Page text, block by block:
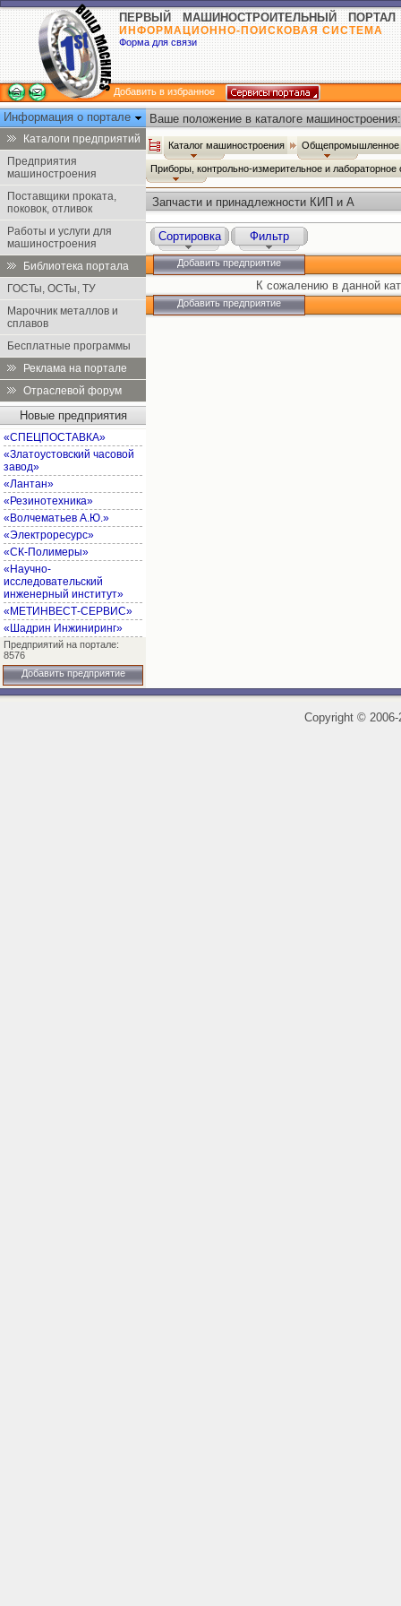
ПЕРВЫЙ МАШИНОСТРОИТЕЛЬНЫЙ ПОРТАЛ
ИНФОРМАЦИОННО-ПОИСКОВАЯ СИСТЕМА
Форма для связи
Добавить в избранное
Информация о портале
Каталоги предприятий
Предприятия
машиностроения
Поставщики проката,
поковок, отливок
Работы и услуги для
машиностроения
Библиотека портала
ГОСТы, ОСТы, ТУ
Марочник металлов и
сплавов
Бесплатные программы
Реклама на портале
Отраслевой форум
Новые предприятия
«СПЕЦПОСТАВКА»
«Златоустовский часовой
завод»
«Лантан»
«Резинотехника»
«Волчематьев А.Ю.»
«Электроресурс»
«СК-Полимеры»
«Научно-
исследовательский
инженерный институт»
«МЕТИНВЕСТ-СЕРВИС»
«Шадрин Инжиниринг»
Предприятий на портале:
8576
Добавить предприятие
Ваше положение в каталоге машиностроения:
Каталог машиностроения Общепромышленное
Приборы, контрольно-измерительное и
Запчасти и принадлежности КИП и А
Сортировка Фильтр
Добавить предприятие
К сожалению в данной
Добавить предприятие
Copyright ©